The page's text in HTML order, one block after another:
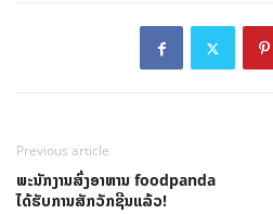
Previous article
ພະນັກງານສົ່ງອາຫານ foodpanda
ໄດ້ຮັບການສັກວັກຊີນແລ້ວ!